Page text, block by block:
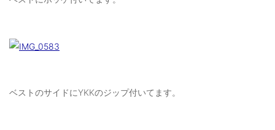
お買い物カゴ
特定商取引法に基づく表記
ベストのサイドにYKKのジップ付いてます。